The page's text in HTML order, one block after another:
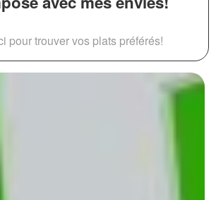
pour trouver vos plats préférés!